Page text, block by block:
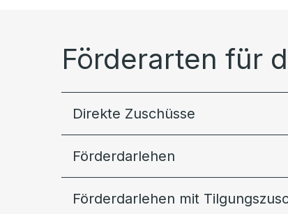
Förderarten für
Direkte Zuschüsse
Förderdarlehen
Förderdarlehen mit